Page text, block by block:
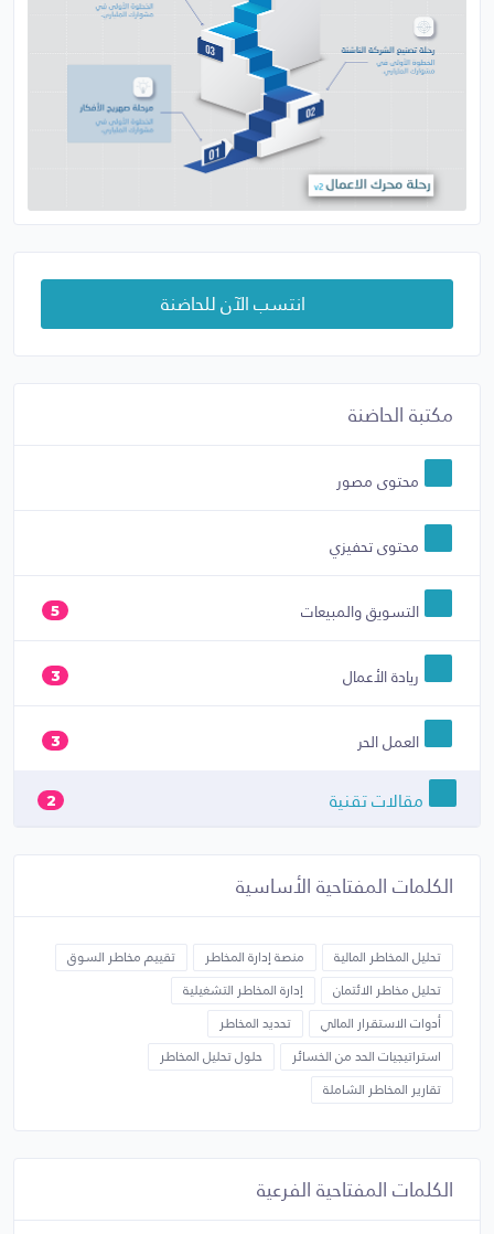
انتسب الآن للحاضنة
مكتبة الحاضنة
محتوى مصور
محتوى تحفيزي
التسويق والمبيعات 5
ريادة الأعمال 3
العمل الحر 3
مقالات تقنية 2
الكلمات المفتاحية الأساسية
تحليل المخاطر المالية منصة إدارة المخاطر
تقييم مخاطر السوق
تحليل مخاطر الائتمان
إدارة المخاطر التشغيلية
أدوات الاستقرار المالي
تحديد المخاطر
استراتيجيات الحد من الخسائر
حلول تحليل المخاطر
تقارير المخاطر الشاملة
الكلمات المفتاحية الفرعية